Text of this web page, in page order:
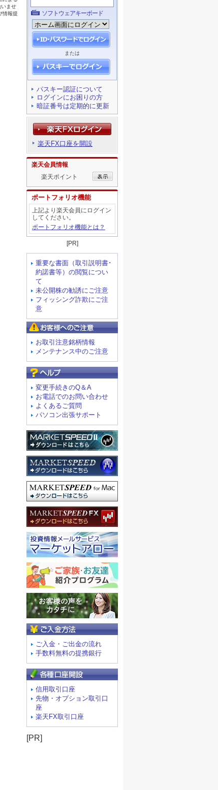
ソフトウェアキーボード
または
パスキー認証について
ログインにお困りの方
暗証番号は定期的に更新
楽天FX口座を開設
楽天会員情報
楽天ポイント
ポートフォリオ機能
上記より楽天会員にログイン
してください。
ポートフォリオ機能とは？
[PR]
重要な書面（取引説明書･
約諾書等）の閲覧につい
て
未公開株の勧誘にご注意
フィッシング詐欺にご注
意
お取引注意銘柄情報
メンテナンス中のご注意
変更手続きのQ＆A
お電話でのお問い合わせ
よくあるご質問
パソコン出張サポート
ご入金・ご出金の流れ
手数料無料の提携銀行
信用取引口座
先物・オプション取引口
座
楽天FX取引口座
[PR]